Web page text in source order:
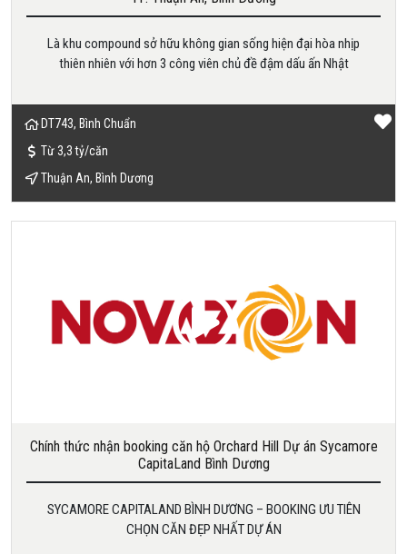
Là khu compound sở hữu không gian sống hiện đại hòa nhịp
thiên nhiên với hơn 3 công viên chủ đề đậm dấu ấn Nhật
DT743, Bình Chuẩn
Từ 3,3 tỷ/căn
Thuận An, Bình Dương
Chính thức nhận booking căn hộ Orchard Hill Dự án Sycamore
CapitaLand Bình Dương
SYCAMORE CAPITALAND BÌNH DƯƠNG – BOOKING ƯU TIÊN
CHỌN CĂN ĐẸP NHẤT DỰ ÁN